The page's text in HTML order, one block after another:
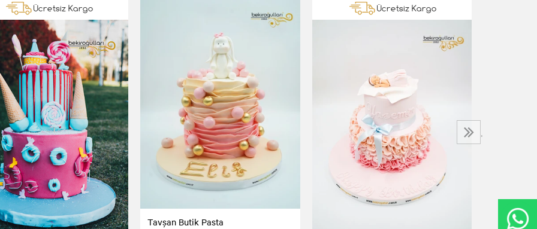
Ücretsiz Kargo
Tavşan Butik Pasta
Ücretsiz Kargo
›